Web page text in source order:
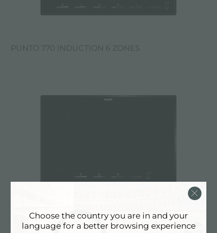
PUNTO 770 INDUCTION 6 ZONES
PUNTO 770 INDUCTION 4 ZONES
Choose the country you are in and your
language for a better browsing experience